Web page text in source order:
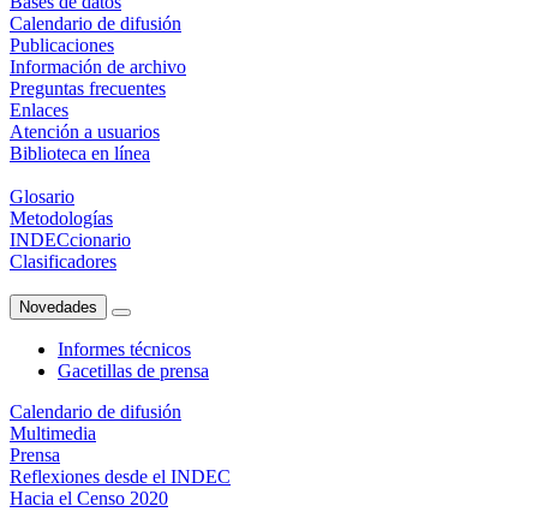
Calendario de difusión
Publicaciones
Información de archivo
Preguntas frecuentes
Enlaces
Atención a usuarios
Biblioteca en línea
Glosario
Metodologías
INDECcionario
Clasificadores
Novedades
Informes técnicos
Gacetillas de prensa
Calendario de difusión
Multimedia
Prensa
Reflexiones desde el INDEC
Hacia el Censo 2020